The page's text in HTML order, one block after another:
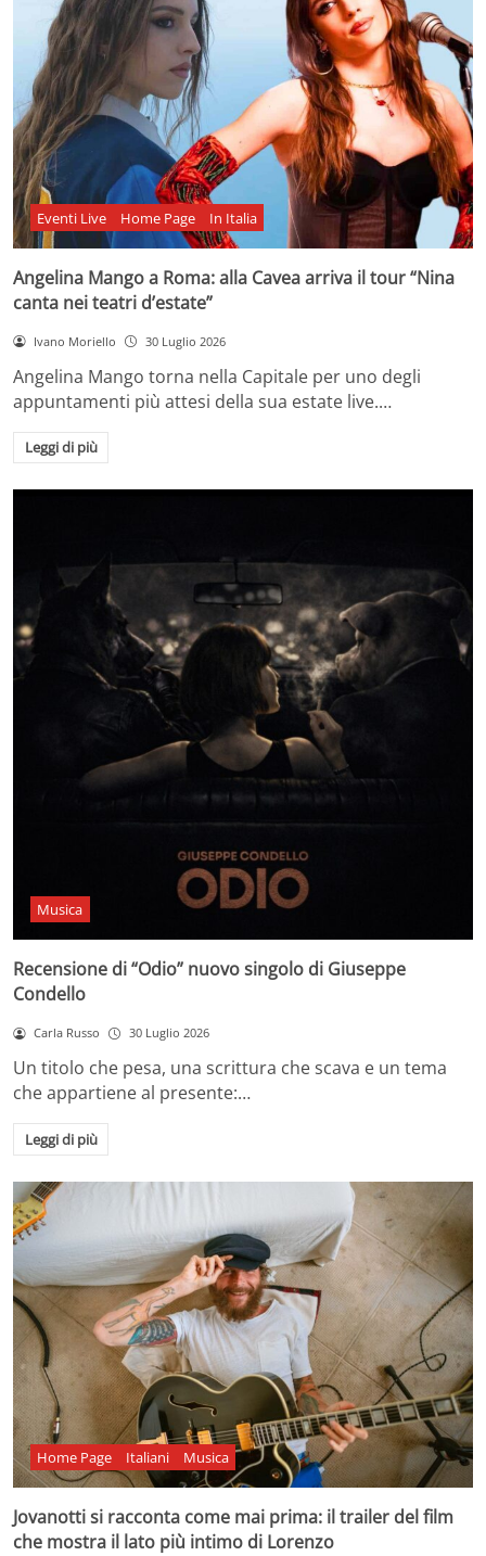
Eventi Live Home Page In Italia
Angelina Mango a Roma: alla Cavea arriva il tour “Nina
canta nei teatri d’estate”
Ivano Moriello 30 Luglio 2026
Angelina Mango torna nella Capitale per uno degli
appuntamenti più attesi della sua estate live.…
Leggi di più
Musica
Recensione di “Odio” nuovo singolo di Giuseppe
Condello
Carla Russo 30 Luglio 2026
Un titolo che pesa, una scrittura che scava e un tema
che appartiene al presente:…
Leggi di più
Home Page Italiani Musica
Jovanotti si racconta come mai prima: il trailer del film
che mostra il lato più intimo di Lorenzo